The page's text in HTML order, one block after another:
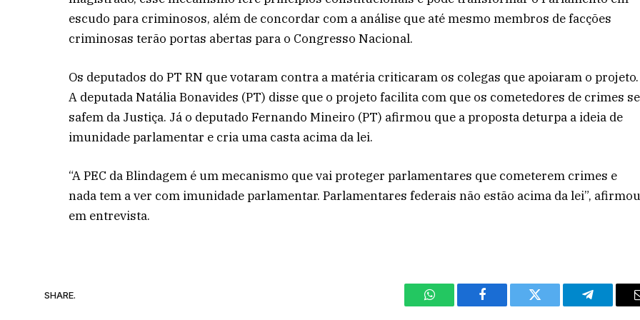
escudo para criminosos, além de concordar com a análise que até mesmo membros de facções
criminosas terão portas abertas para o Congresso Nacional.
Os deputados do PT RN que votaram contra a matéria criticaram os colegas que apoiaram o projeto.
A deputada Natália Bonavides (PT) disse que o projeto facilita com que os cometedores de crimes se
safem da Justiça. Já o deputado Fernando Mineiro (PT) afirmou que a proposta deturpa a ideia de
imunidade parlamentar e cria uma casta acima da lei.
“A PEC da Blindagem é um mecanismo que vai proteger parlamentares que cometerem crimes e
nada tem a ver com imunidade parlamentar. Parlamentares federais não estão acima da lei”, afirmou
em entrevista.
SHARE.
WhatsAppFacebook Twitter Telegram